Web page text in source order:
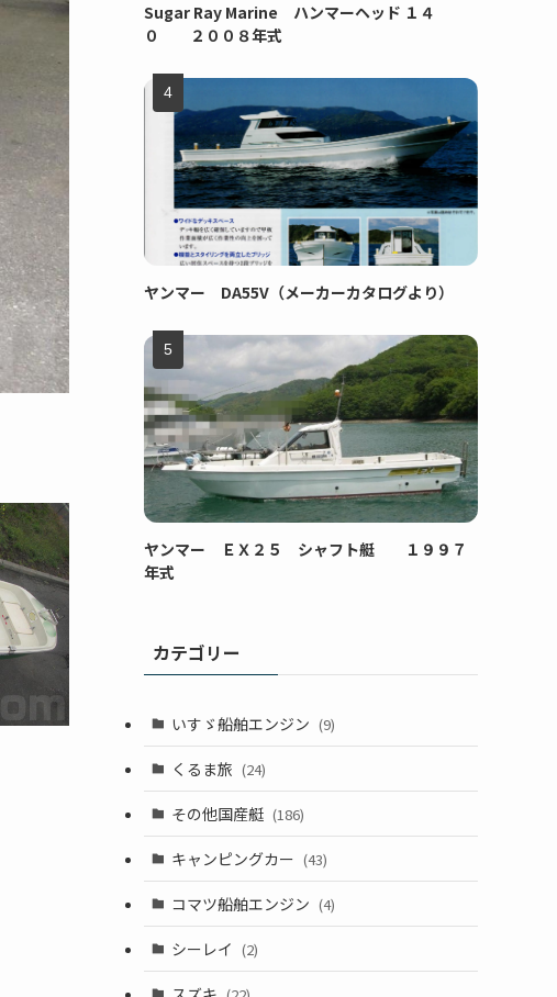
Sugar Ray Marine ハンマーヘッド １４
０ ２００８年式
ヤンマー DA55V（メーカーカタログより）
ヤンマー ＥＸ２５ シャフト艇 １９９７
年式
カテゴリー
いすゞ船舶エンジン (9)
くるま旅 (24)
その他国産艇 (186)
キャンピングカー (43)
コマツ船舶エンジン (4)
シーレイ (2)